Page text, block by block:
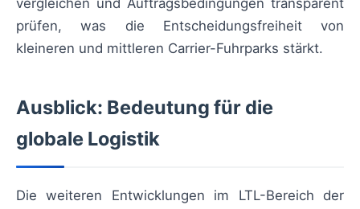
vergleichen und Auftragsbedingungen transparent
prüfen, was die Entscheidungsfreiheit von
kleineren und mittleren Carrier-Fuhrparks stärkt.
Ausblick: Bedeutung für die
globale Logistik
Die weiteren Entwicklungen im LTL-Bereich der